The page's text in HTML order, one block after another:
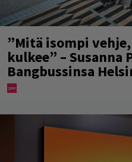
”Mitä isompi
kulkee” –
Bangbussinsa